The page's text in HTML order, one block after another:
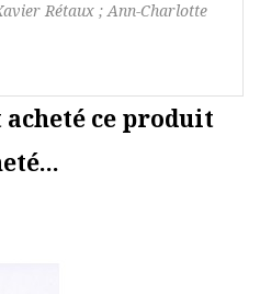
Rétaux ; Ann-Charlotte
ce produit